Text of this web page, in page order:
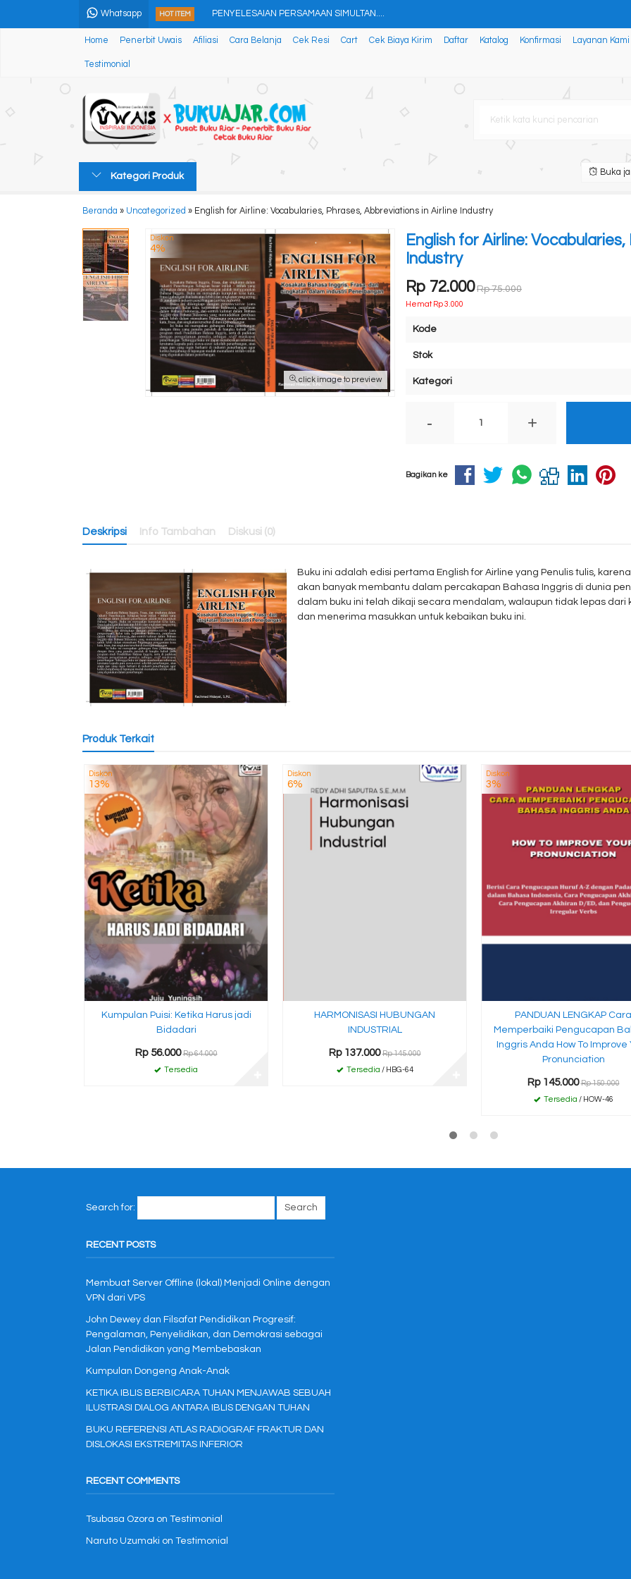
Whatsapp HOT ITEM PENYELESAIAN PERSAMAAN SIMULTAN....
TIGA RISALAH: Mengenal Allah, Mengenal Nabi Muhamm....
ANTI NGANGGUR Lulus SMK Langsung "GAS" Menjemput B....
Teknik Fasilitasi Pembelajaran (Learning Fasilitat....
Kitab Jualan Online Promo gratis ongkir....
100 Hujjah Aswaja Yang Dituduh Bid’ah, Sesat, Sy....
Home Penerbit Uwais Afiliasi Cara Belanja Cek Resi Cart Cek Biaya Kirim Daftar Katalog Konfirmasi Layanan Kami
Testimonial
Kategori Produk Buka
Beranda » Uncategorized » English for Airline: Vocabularies, Phrases, Abbreviations in Airline Industry
click image to preview
Diskon
4%
English for Airline:
Industry
Rp 72.000 Rp 75.000
Hemat Rp 3.000
Kode
Stok
Kategori
- +
Bagikan ke
Deskripsi Info Tambahan Diskusi (0)
Buku ini adalah edisi pertama English for Airline yang Penulis tulis,
akan banyak membantu dalam percakapan Bahasa Inggris di dunia
dalam buku ini telah dikaji secara mendalam, walaupun tidak lepas
dan menerima masukkan untuk kebaikan buku ini.
Produk Terkait
Diskon
13%
Kumpulan Puisi: Ketika Harus jadi
Bidadari
Rp 56.000 Rp 64.000
Tersedia
Diskon
6%
HARMONISASI HUBUNGAN
INDUSTRIAL
Rp 137.000 Rp 145.000
Tersedia / HBG-64
Diskon
3%
PANDUAN LENGKAP Cara
Memperbaiki Pengucapan
Inggris Anda How To Improve
Pronunciation
Rp 145.000 Rp 150.000
Tersedia / HOW-46
Search for:
RECENT POSTS
Membuat Server Offline (lokal) Menjadi Online dengan
VPN dari VPS
John Dewey dan Filsafat Pendidikan Progresif:
Pengalaman, Penyelidikan, dan Demokrasi sebagai
Jalan Pendidikan yang Membebaskan
Kumpulan Dongeng Anak-Anak
KETIKA IBLIS BERBICARA TUHAN MENJAWAB SEBUAH
ILUSTRASI DIALOG ANTARA IBLIS DENGAN TUHAN
BUKU REFERENSI ATLAS RADIOGRAF FRAKTUR DAN
DISLOKASI EKSTREMITAS INFERIOR
RECENT COMMENTS
Tsubasa Ozora on Testimonial
Naruto Uzumaki on Testimonial